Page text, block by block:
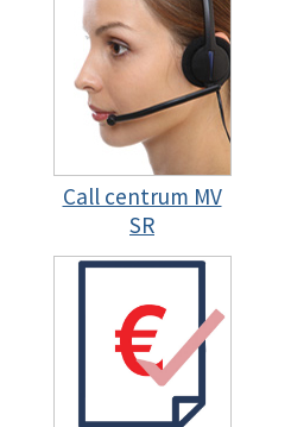
Call centrum MV
SR